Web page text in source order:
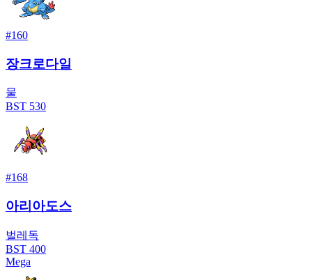
#160
장크로다일
물
BST 530
#168
아리아도스
벌레 독
BST 400
Mega